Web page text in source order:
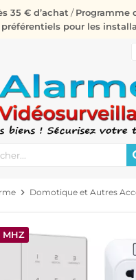
35 € d’achat /Programme
pour les
chevron_right Domotique et Autres
MHZ